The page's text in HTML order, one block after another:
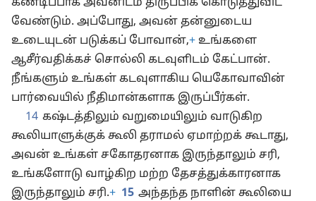
வேண்டும். அப்போது, அவன் தன்னுடைய
உடையுடன் படுக்கப் போவான்,+ உங்களை
ஆசீர்வதிக்கச் சொல்லி கடவுளிடம் கேட்பான்.
நீங்களும் உங்கள் கடவுளாகிய யெகோவாவின்
பார்வையில் நீதிமான்களாக இருப்பீர்கள்.
14 கஷ்டத்திலும் வறுமையிலும் வாடுகிற
கூலியாளுக்குக் கூலி தராமல் ஏமாற்றக் கூடாது,
அவன் உங்கள் சகோதரனாக இருந்தாலும் சரி,
உங்களோடு வாழ்கிற மற்ற தேசத்துக்காரனாக
இருந்தாலும் சரி.+ 15 அந்தந்த நாளின் கூலியை